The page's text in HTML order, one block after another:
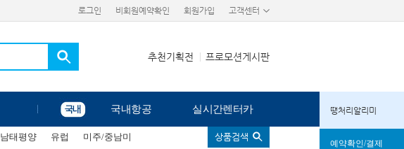
로그인 비회원예약확인 회원가입 고객센터
추천기획전 프로모션게시판
국내항공 실시간렌터카
남태평양 유럽
미주/중남미
상품검색
땡처리알리미
예약확인/결제